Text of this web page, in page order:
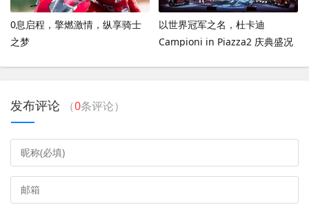
0息启程，擎燃激情，纵享骑士
之梦
以世界冠军之名，杜卡迪
Campioni in Piazza2 庆典盛况
发布评论 （0条评论）